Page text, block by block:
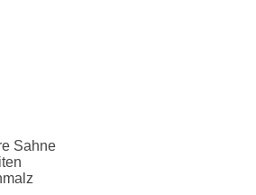
Sahne